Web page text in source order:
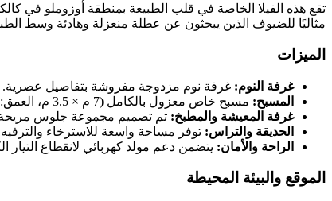
تقع هذه الفيلا الخاصة في قلب الطبيعة بمنطقة أوزوملو في
مثاليًا للضيوف الذين يبحثون عن عطلة منعزلة وهادئة وسط
الميزات
غرفة النوم: غرفة نوم مزدوجة مفروشة بتفاصيل عصرية.
المسبح: مسبح خاص معزول بالكامل (7 م × 3.5 م، العمق: 1.55 م)، يوفر أقصى قدر من الخصوصية.
غرفة المعيشة والمطبخ: تم تصميم مجموعة جلوس مريحة
الحديقة والتراس: توفر مساحة واسعة للاسترخاء
الراحة والأمان: يتضمن دعم مولد كهربائي لانقطاع
الموقع والبيئة المحيطة